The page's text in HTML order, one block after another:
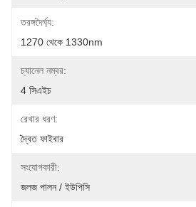
তরঙ্গদৈর্ঘ্য:
1270 থেকে 1330nm
চ্যানেল নম্বর:
4 সিএইচ
রেখার ধরণ:
দ্বৈত ফাইবার
সংযোগকারী:
জলজ পালন / ইউপিসি